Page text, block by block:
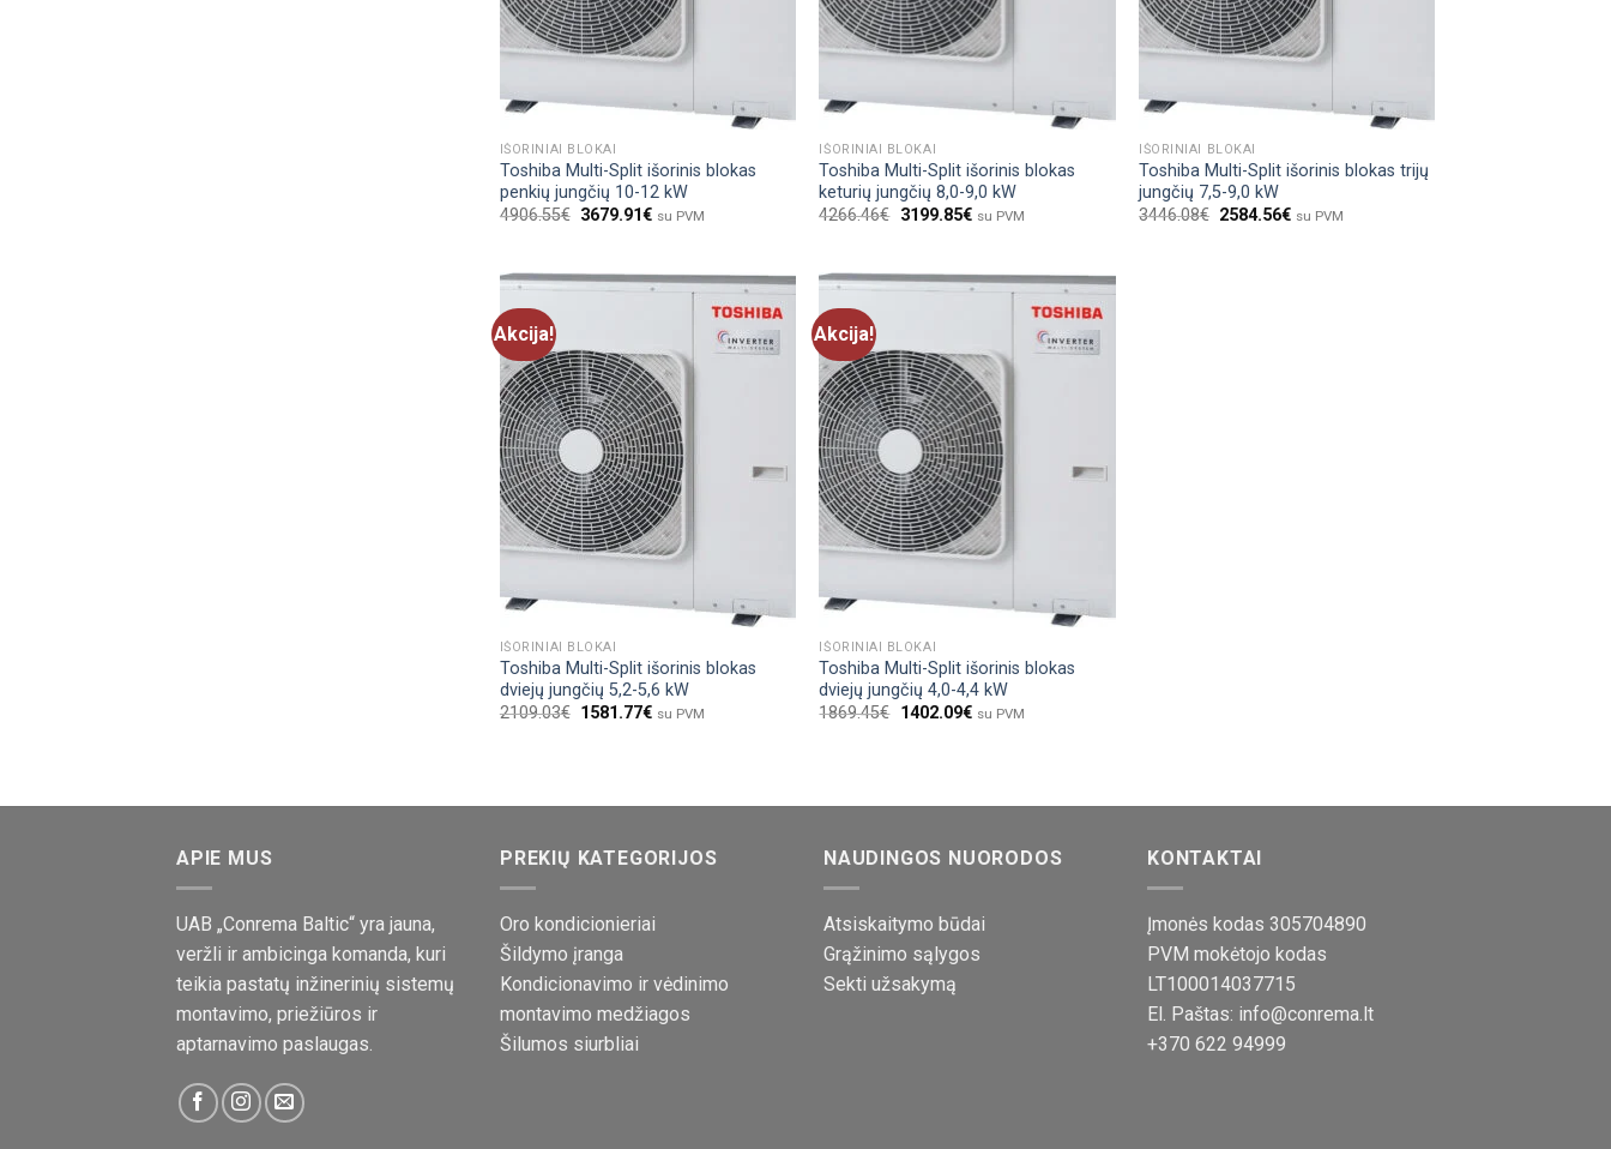
IŠORINIAI BLOKAI
Toshiba Multi-Split išorinis blokas
penkių jungčių 10-12 kW
4906.55€ 3679.91€ su PVM
IŠORINIAI BLOKAI
Toshiba Multi-Split išorinis blokas
keturių jungčių 8,0-9,0 kW
4266.46€ 3199.85€ su PVM
IŠORINIAI BLOKAI
Toshiba Multi-Split išorinis blokas trijų
jungčių 7,5-9,0 kW
3446.08€ 2584.56€ su PVM
Akcija!
IŠORINIAI BLOKAI
Toshiba Multi-Split išorinis blokas
dviejų jungčių 5,2-5,6 kW
2109.03€ 1581.77€ su PVM
Akcija!
IŠORINIAI BLOKAI
Toshiba Multi-Split išorinis blokas
dviejų jungčių 4,0-4,4 kW
1869.45€ 1402.09€ su PVM
APIE MUS
UAB „Conrema Baltic“ yra jauna,
veržli ir ambicinga komanda, kuri
teikia pastatų inžinerinių sistemų
montavimo, priežiūros ir
aptarnavimo paslaugas.
PREKIŲ KATEGORIJOS
Oro kondicionieriai
Šildymo įranga
Kondicionavimo ir vėdinimo
montavimo medžiagos
Šilumos siurbliai
NAUDINGOS NUORODOS
Atsiskaitymo būdai
Grąžinimo sąlygos
Sekti užsakymą
KONTAKTAI
Įmonės kodas 305704890
PVM mokėtojo kodas
LT100014037715
El. Paštas: info@conrema.lt
+370 622 94999